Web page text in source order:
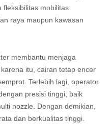
fleksibilitas mobilitas
raya maupun kawasan
membantu menjaga
itu, cairan tetap encer
Terlebih lagi, operator
presisi tinggi, baik
nozzle. Dengan demikian,
dan berkualitas tinggi.